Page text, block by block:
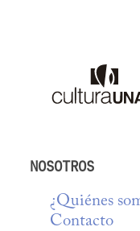
NOSOTROS
¿Quiénes
Contacto